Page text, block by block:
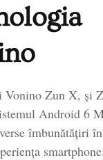
Vonino Zun X, și
Android 6
îmbunătățiri